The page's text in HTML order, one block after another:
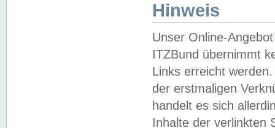
Hinweis
Unser Online-
ITZBund übernimmt
Links erreicht
der erstmaligen
handelt es sich
Inhalte der verlinkten